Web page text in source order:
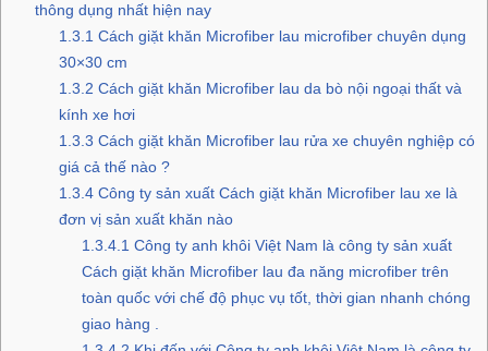
thông dụng nhất hiện nay
1.3.1 Cách giặt khăn Microfiber lau microfiber chuyên dụng
30×30 cm
1.3.2 Cách giặt khăn Microfiber lau da bò nội ngoại thất và
kính xe hơi
1.3.3 Cách giặt khăn Microfiber lau rửa xe chuyên nghiệp có
giá cả thế nào ?
1.3.4Công ty sản xuất Cách giặt khăn Microfiber lau xe là
đơn vị sản xuất khăn nào
1.3.4.1 Công ty anh khôi Việt Nam là công ty sản xuất
Cách giặt khăn Microfiber lau đa năng microfiber trên
toàn quốc với chế độ phục vụ tốt, thời gian nhanh chóng
giao hàng .